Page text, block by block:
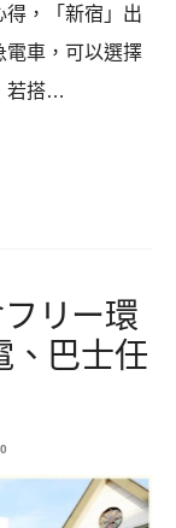
得，「新宿」出
電車，可以選擇
若搭…
リー環
、巴士任
0